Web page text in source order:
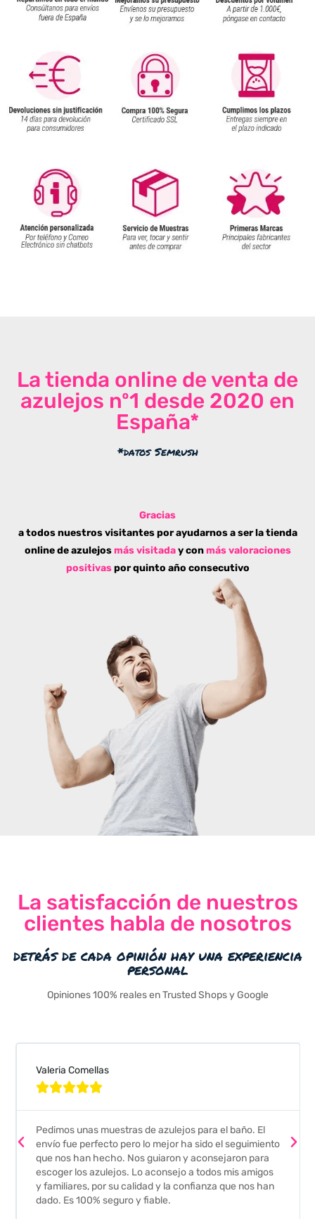
La tienda online de venta de
azulejos nº1 desde 2020 en
España*
*datos Semrush
Gracias
a todos nuestros visitantes por ayudarnos a ser la tienda
online de azulejos más visitaday conmás valoraciones
positivaspor quinto año consecutivo
La satisfacción de nuestros
clientes habla de nosotros
detrás de cada opinión hay una experiencia
personal
Opiniones 100% reales en Trusted Shops y Google
Valeria Comellas

Pedimos unas muestras de azulejos para el baño. El
envío fue perfecto pero lo mejor ha sido el seguimiento
que nos han hecho. Nos guiaron y aconsejaron para
escoger los azulejos. Lo aconsejo a todos mis amigos
y familiares, por su calidad y la confianza que nos han
dado. Es 100% seguro y fiable.